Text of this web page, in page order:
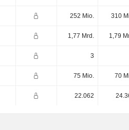
252 Mio. 310
1,77 Mrd. 1,79
3
75 Mio. 70
22.062